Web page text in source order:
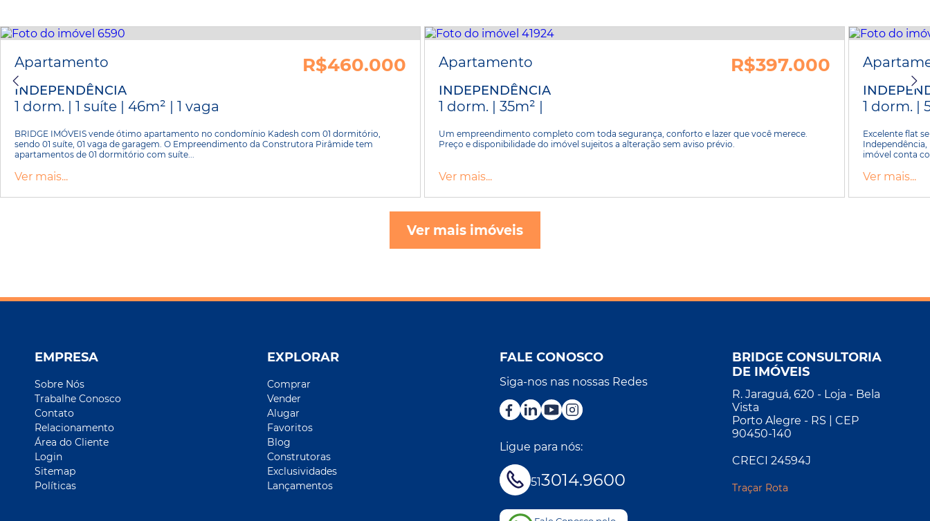
Apartamento R$460.000
INDEPENDÊNCIA
1 dorm. | 1 suíte | 46m² | 1 vaga
BRIDGE IMÓVEIS vende ótimo apartamento no condomínio Kadesh com 01 dormitório,
sendo 01 suíte, 01 vaga de garagem. O Empreendimento da Construtora Pirâmide tem
apartamentos de 01 dormitório com suíte...
Ver mais...
Apartamento R$397.000
INDEPENDÊNCIA
1 dorm. | 35m² |
Um empreendimento completo com toda segurança, conforto e lazer que você merece.
Preço e disponibilidade do imóvel sujeitos a alteração sem aviso prévio.
Ver mais...
1 dorm. |
Excelente flat
Independência,
imóvel conta
Ver mais...
Ver mais imóveis
EMPRESA
Sobre Nós
Trabalhe Conosco
Contato
Relacionamento
Área do Cliente
Login
Sitemap
Políticas
EXPLORAR
Comprar
Vender
Alugar
Favoritos
Blog
Construtoras
Exclusividades
Lançamentos
FALE CONOSCO
Siga-nos nas nossas Redes
Ligue para nós:
513014.9600
BRIDGE CONSULTORIA
DE IMÓVEIS
R. Jaraguá, 620 - Loja - Bela
Vista
Porto Alegre - RS | CEP
90450-140
CRECI 24594J
Traçar Rota